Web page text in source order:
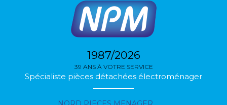
1987/2026
39 ANS À VOTRE SERVICE
Spécialiste pièces détachées électroménager